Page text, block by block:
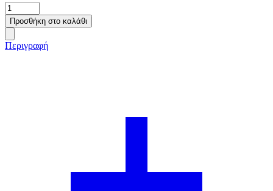
ΚΟΥΠΑ
15oz
-
ΕΣΩΤΕΡΙΚΟ
&
Προσθήκη στο καλάθι
Περιγραφή